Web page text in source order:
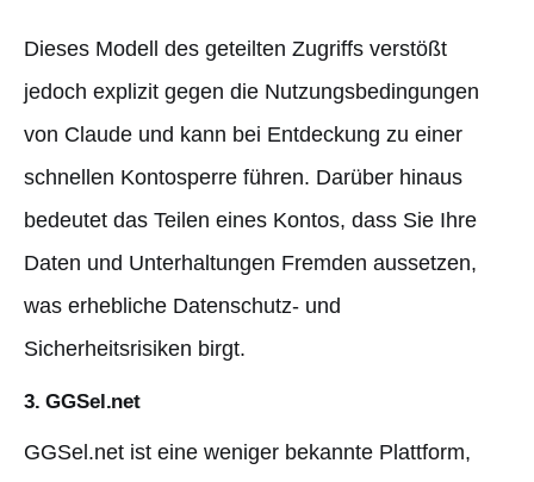
Dieses Modell des geteilten Zugriffs verstößt
jedoch explizit gegen die Nutzungsbedingungen
von Claude und kann bei Entdeckung zu einer
schnellen Kontosperre führen. Darüber hinaus
bedeutet das Teilen eines Kontos, dass Sie Ihre
Daten und Unterhaltungen Fremden aussetzen,
was erhebliche Datenschutz- und
Sicherheitsrisiken birgt.
3. GGSel.net
GGSel.net ist eine weniger bekannte Plattform,